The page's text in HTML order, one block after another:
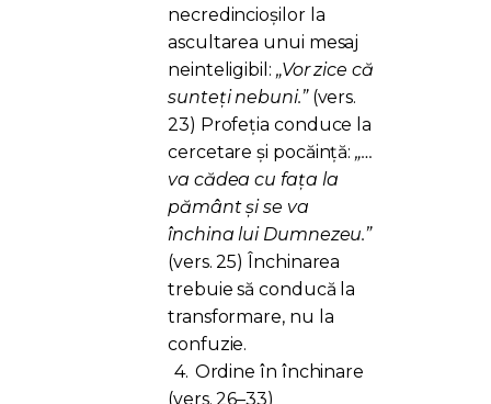
necredincioșilor la
ascultarea unui mesaj
neinteligibil: „Vor zice că
sunteți nebuni.”(vers.
23) Profeția conduce la
cercetare și pocăință:„…
va cădea cu fața la
pământ și se va
închina lui Dumnezeu.”
(vers. 25) Închinarea
trebuie să conducă la
transformare, nu la
confuzie.
4. Ordine în închinare
(vers. 26–33)